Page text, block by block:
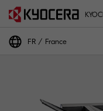
FR France